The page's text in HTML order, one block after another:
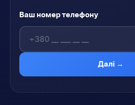
Ваш номер телефону
Далі →